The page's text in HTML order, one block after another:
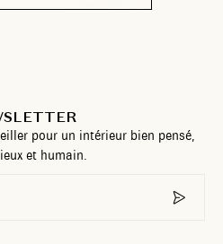
pour un intérieur bien pensé,
et humain.